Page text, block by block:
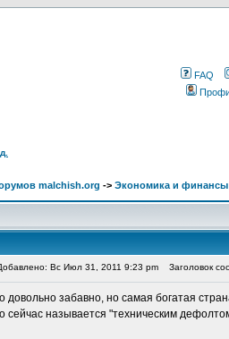
FAQ
malchish.org -> Экономика и финансы
Вс Июл 31, 2011 9:23 pm Заголовок
довольно забавно, но самая богатая
сейчас называется "техническим